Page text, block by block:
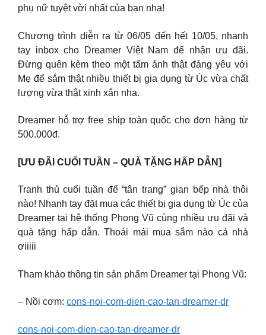
phụ nữ tuyệt vời nhất của bạn nha!
Chương trình diễn ra từ 06/05 đến hết 10/05, nhanh
tay inbox cho Dreamer Việt Nam để nhận ưu đãi.
Đừng quên kèm theo một tấm ảnh thật đáng yêu với
Mẹ để sắm thật nhiều thiết bị gia dụng từ Úc vừa chất
lượng vừa thật xinh xắn nha.
Dreamer hỗ trợ free ship toàn quốc cho đơn hàng từ
500.000đ.
[ƯU ĐÃI CUỐI TUẦN – QUÀ TẶNG HẤP DẪN]
Tranh thủ cuối tuần để “tân trang” gian bếp nhà thôi
nào! Nhanh tay đặt mua các thiết bị gia dụng từ Úc của
Dreamer tại hệ thống Phong Vũ cùng nhiều ưu đãi và
quà tặng hấp dẫn. Thoải mái mua sắm nào cả nhà
ơiiiii
Tham khảo thông tin sản phẩm Dreamer tại Phong Vũ:
– Nồi cơm: cons-noi-com-dien-cao-tan-dreamer-dr
cons-noi-com-dien-cao-tan-dreamer-dr